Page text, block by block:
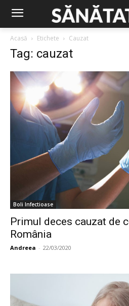
Acasă Etichete Cauzat
Tag: cauzat
Boli Infectioase
Primul deces cauzat de
România
Andreea - 22/03/2020